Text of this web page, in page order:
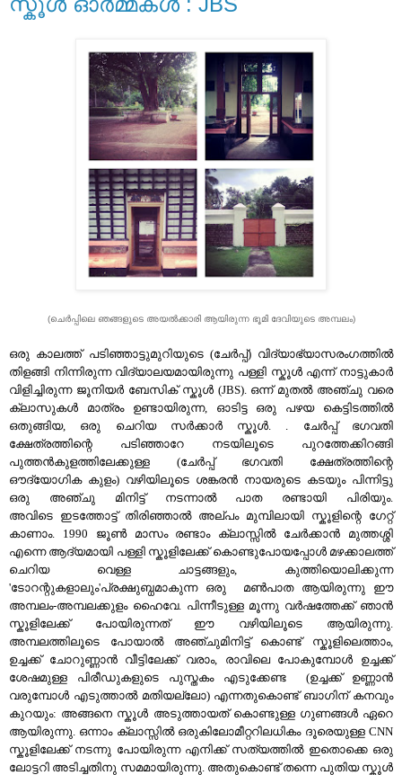
(ചെര്‍പ്പിലെ ഞങ്ങളുടെ അയല്‍ക്കാരി ആയിരുന്ന ഭൂമി ദേവിയുടെ അമ്പലം)
ഒരു കാലത്ത്‌ പടിഞ്ഞാട്ടുമുറിയുടെ (ചേര്‍പ്പ്‌) വിദ്യാഭ്യാസരംഗത്തില്‍
തിളങ്ങി നിന്നിരുന്ന വിദ്യാലയമായിരുന്നു പള്ളി സ്കൂള്‍ എന്ന് നാട്ടുകാര്‍
വിളിച്ചിരുന്ന ജൂനിയര്‍ ബേസിക് സ്കൂള്‍ (JBS). ഒന്ന് മുതല്‍ അഞ്ചു വരെ
ക്ലാസുകള്‍ മാത്രം ഉണ്ടായിരുന്ന, ഓടിട്ട ഒരു പഴയ കെട്ടിടത്തില്‍
ഒതുങ്ങിയ, ഒരു ചെറിയ സര്‍ക്കാര്‍ സ്കൂള്‍. . ചേര്‍പ്പ്‌ ഭഗവതി
ക്ഷേത്രത്തിന്റെ പടിഞ്ഞാറേ നടയിലൂടെ പുറത്തേക്കിറങ്ങി
പുത്തന്‍കുളത്തിലേക്കുള്ള (ചേര്‍പ്പ്‌ ഭഗവതി ക്ഷേത്രത്തിന്റെ
ഔദ്യോഗിക കുളം) വഴിയിലൂടെ ശങ്കരന്‍ നായരുടെ കടയും പിന്നിട്ടു
ഒരു അഞ്ചു മിനിട്ട് നടന്നാല്‍ പാത രണ്ടായി പിരിയും.
അവിടെ ഇടത്തോട്ട് തിരിഞ്ഞാല്‍ അല്പം മുമ്പിലായി സ്കൂളിന്റെ ഗേറ്റ്
കാണാം. 1990 ജൂണ്‍ മാസം രണ്ടാം ക്ലാസ്സില്‍ ചേര്‍ക്കാന്‍ മുത്തശ്ശി
എന്നെ ആദ്യമായി പള്ളി സ്കൂളിലേക്ക് കൊണ്ടുപോയപ്പോള്‍ മഴക്കാലത്ത്‌
ചെറിയ വെള്ള ചാട്ടങ്ങളും, കുത്തിയൊലിക്കുന്ന
'ടോറന്റുകളാലും'പ്രക്ഷുബ്ധമാകുന്ന ഒരു മണ്‍പാത ആയിരുന്നു ഈ
അമ്പലം-അമ്പലക്കുളം ഹൈവേ. പിന്നീടുള്ള മൂന്നു വര്‍ഷത്തേക്ക് ഞാന്‍
സ്കൂളിലേക്ക് പോയിരുന്നത് ഈ വഴിയിലൂടെ ആയിരുന്നു.
അമ്പലത്തിലൂടെ പോയാല്‍ അഞ്ചുമിനിട്ട് കൊണ്ട് സ്കൂളിലെത്താം,
ഉച്ചക്ക്‌ ചോറുണ്ണാന്‍ വീട്ടിലേക്ക്‌ വരാം, രാവിലെ പോകുമ്പോള്‍ ഉച്ചക്ക്‌
ശേഷമുള്ള പിരീഡുകളുടെ പുസ്തകം എടുക്കേണ്ട (ഉച്ചക്ക്‌ ഉണ്ണാന്‍
വരുമ്പോള്‍ എടുത്താല്‍ മതിയല്ലോ) എന്നതുകൊണ്ട് ബാഗിന് കനവും
കുറയും: അങ്ങനെ സ്കൂള്‍ അടുത്തായത് കൊണ്ടുള്ള ഗുണങ്ങള്‍ ഏറെ
ആയിരുന്നു. ഒന്നാം ക്ലാസ്സില്‍ ഒരുകിലോമീറ്ററിലധികം ദൂരെയുള്ള CNN
സ്കൂളിലേക്ക് നടന്നു പോയിരുന്ന എനിക്ക് സത്യത്തില്‍ ഇതൊക്കെ ഒരു
ലോട്ടറി അടിച്ചതിനു സമമായിരുന്നു. അതുകൊണ്ട് തന്നെ പുതിയ സ്കൂള്‍